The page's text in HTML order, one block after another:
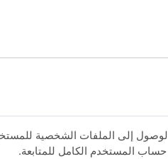
إلى الملفات الشخصية
المستخدم الكامل للمتابعة.